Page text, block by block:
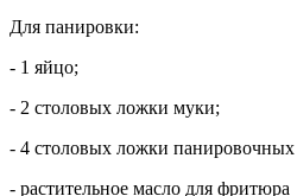
Для панировки:
- 1 яйцо;
- 2 столовых ложки муки;
- 4 столовых ложки панировочных
- растительное масло для фритюра